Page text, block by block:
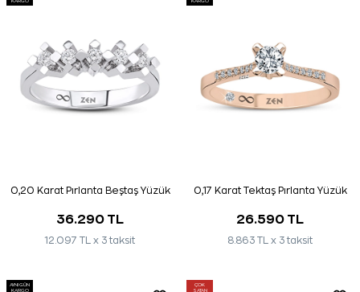
0,20 Karat Pırlanta Beştaş Yüzük
36.290 TL
12.097 TL x 3 taksit
0,17 Karat Tektaş Pırlanta Yüzük
26.590 TL
8.863 TL x 3 taksit
AYNI GÜN
KARGO
ÇOK
SATAN